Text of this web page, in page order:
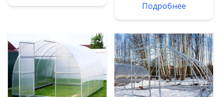
Подробнее